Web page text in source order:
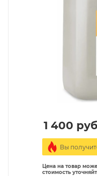
1 400
Вы
Цена на товар
стоимость